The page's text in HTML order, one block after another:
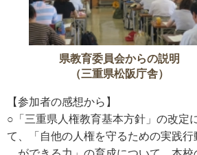
県教育委員会からの説明
（三重県松阪庁舎）
【参加者の感想から】
○「三重県人権教育基本方針」の改定
て、「自他の人権を守るため